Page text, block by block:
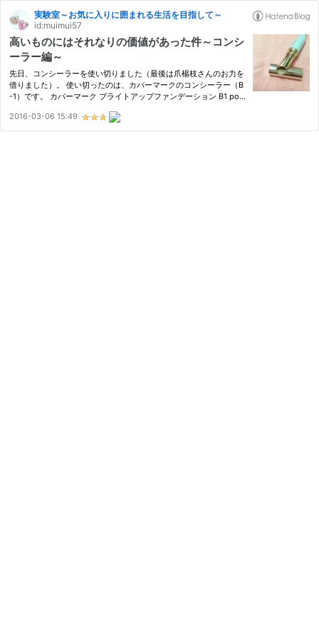
実験室～お気に入りに囲まれる生活を目指して～
id:muimui57
高いものにはそれなりの価値があった件～コンシ
ーラー編～
先日、コンシーラーを使い切りました（最後は爪楊枝さんのお力を
借りました）。 使い切ったのは、カバーマークのコンシーラー（B
-1）です。 カバーマーク ブライトアップファンデーション B1 pos
値段は税抜き3,500円と、（私にとっては）お高めのアイテムで…
2016-03-06 15:49